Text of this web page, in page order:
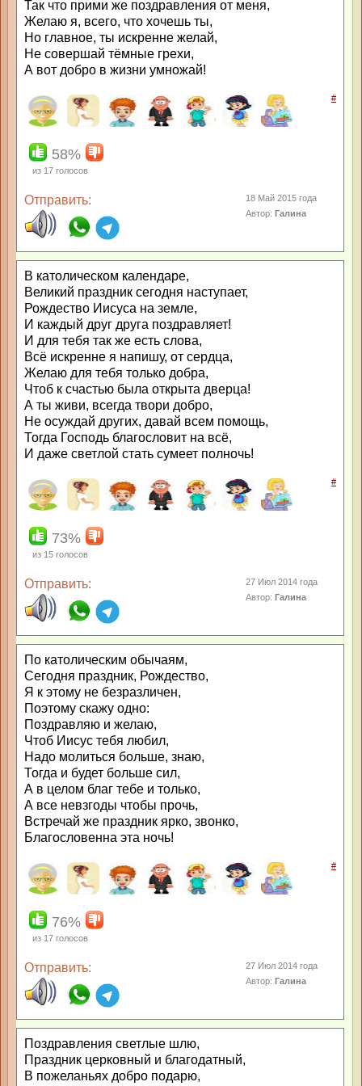
Так что прими же поздравления от меня,
Желаю я, всего, что хочешь ты,
Но главное, ты искренне желай,
Не совершай тёмные грехи,
А вот добро в жизни умножай!
#
58%
из 17 голосов
Отправить:
18 Май 2015 года
Автор:Галина
В католическом календаре,
Великий праздник сегодня наступает,
Рождество Иисуса на земле,
И каждый друг друга поздравляет!
И для тебя так же есть слова,
Всё искренне я напишу, от сердца,
Желаю для тебя только добра,
Чтоб к счастью была открыта дверца!
А ты живи, всегда твори добро,
Не осуждай других, давай всем помощь,
Тогда Господь благословит на всё,
И даже светлой стать сумеет полночь!
#
73%
из 15 голосов
Отправить:
27 Июл 2014 года
Автор:Галина
По католическим обычаям,
Сегодня праздник, Рождество,
Я к этому не безразличен,
Поэтому скажу одно:
Поздравляю и желаю,
Чтоб Иисус тебя любил,
Надо молиться больше, знаю,
Тогда и будет больше сил,
А в целом благ тебе и только,
А все невзгоды чтобы прочь,
Встречай же праздник ярко, звонко,
Благословенна эта ночь!
#
76%
из 17 голосов
Отправить:
27 Июл 2014 года
Автор:Галина
Поздравления светлые шлю,
Праздник церковный и благодатный,
В пожеланьях добро подарю,